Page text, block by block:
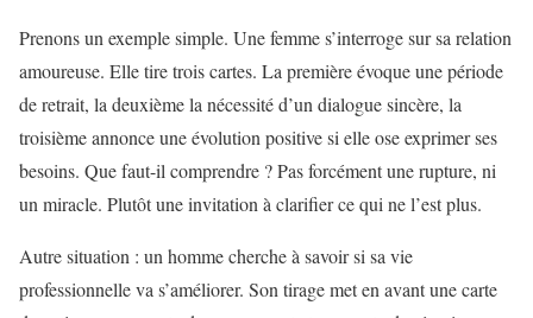
Prenons un exemple simple. Une femme s’interroge sur sa relation
amoureuse. Elle tire trois cartes. La première évoque une période
de retrait, la deuxième la nécessité d’un dialogue sincère, la
troisième annonce une évolution positive si elle ose exprimer ses
besoins. Que faut-il comprendre ? Pas forcément une rupture, ni
un miracle. Plutôt une invitation à clarifier ce qui ne l’est plus.
Autre situation : un homme cherche à savoir si sa vie
professionnelle va s’améliorer. Son tirage met en avant une carte